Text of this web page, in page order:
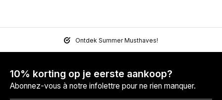
Ontdek Summer Musthaves!
10% korting op je eerste aankoop?
Abonnez-vous à notre infolettre pour ne rien manquer.